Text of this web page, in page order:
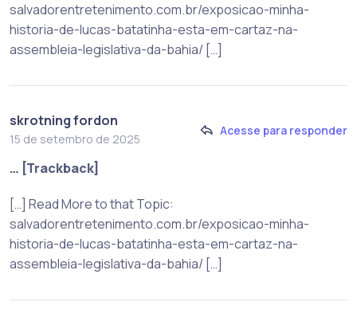
salvadorentretenimento.com.br/exposicao-minha-
historia-de-lucas-batatinha-esta-em-cartaz-na-
assembleia-legislativa-da-bahia/ […]
skrotning fordon
15 de setembro de 2025
Acesse para responder
… [Trackback]
[…] Read More to that Topic:
salvadorentretenimento.com.br/exposicao-minha-
historia-de-lucas-batatinha-esta-em-cartaz-na-
assembleia-legislativa-da-bahia/ […]